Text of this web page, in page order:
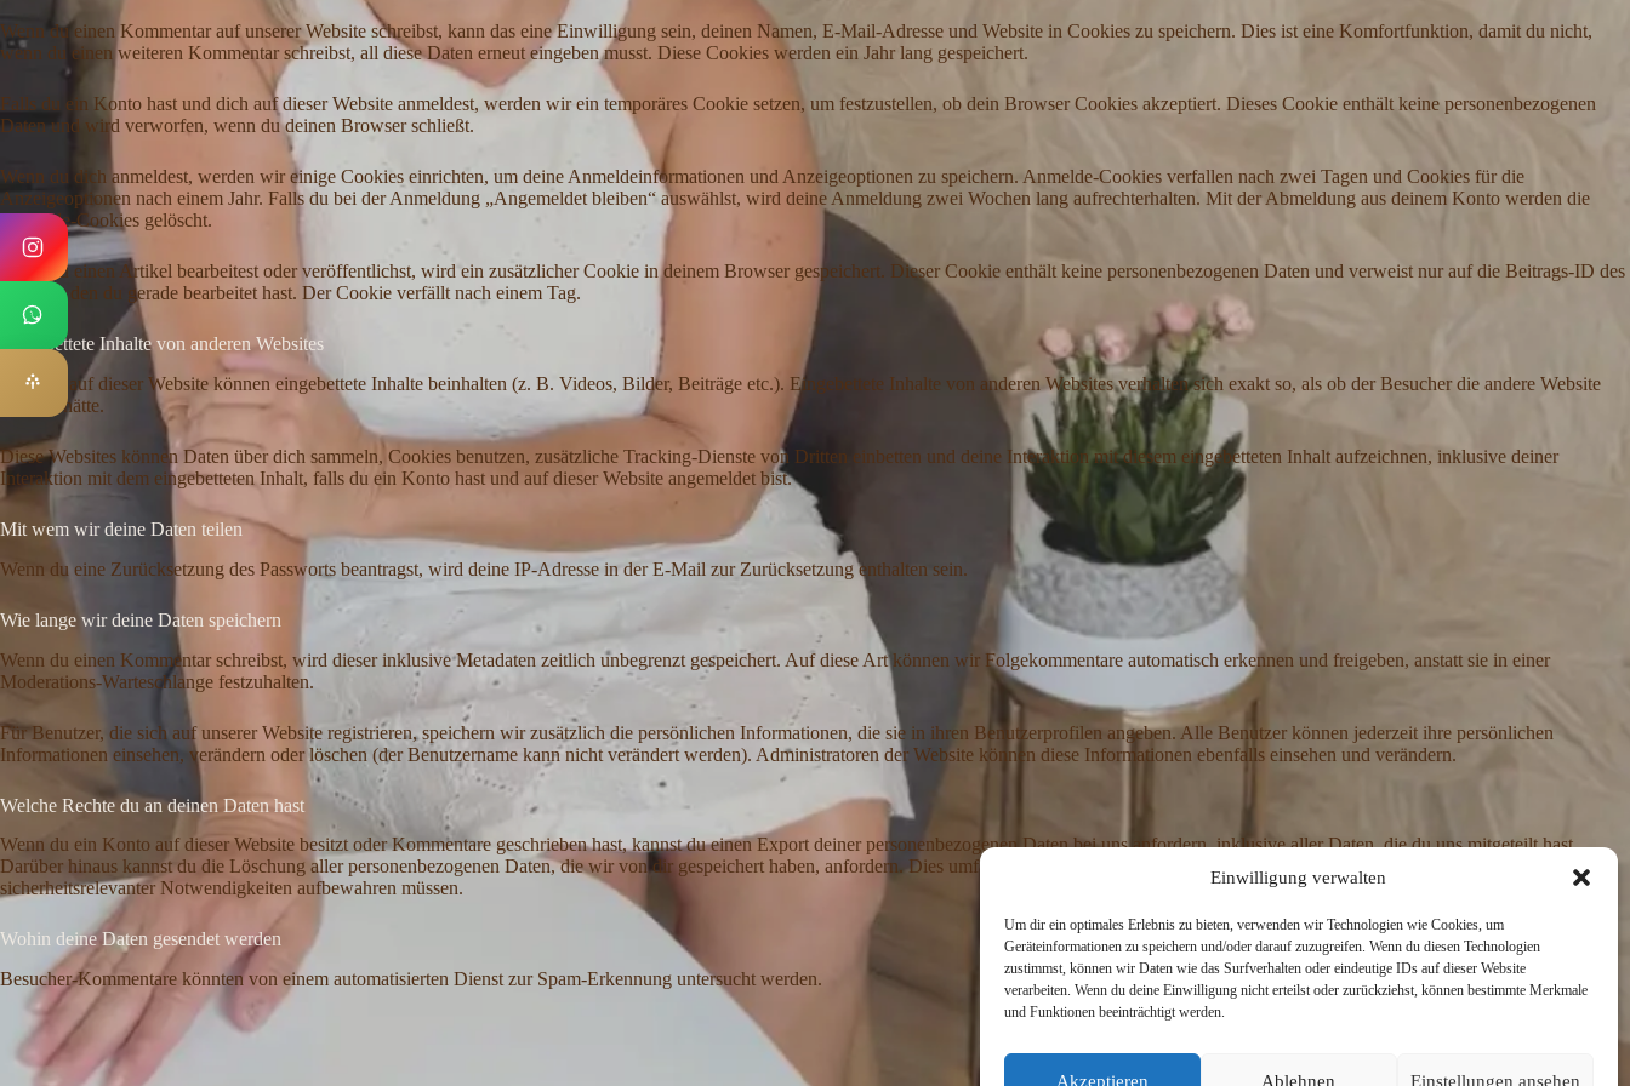
Einwilligung verwalten
Um dir ein optimales Erlebnis zu bieten, verwenden wir Technologien wie Cookies, um
Geräteinformationen zu speichern und/oder darauf zuzugreifen. Wenn du diesen Technologien
zustimmst, können wir Daten wie das Surfverhalten oder eindeutige IDs auf dieser Website
verarbeiten. Wenn du deine Einwilligung nicht erteilst oder zurückziehst, können bestimmte Merkmale
und Funktionen beeinträchtigt werden.
Akzeptieren Ablehnen Einstellungen ansehen
Wenn du einen Kommentar auf unserer Website schreibst, kann das eine Einwilligung sein, deinen Namen, E-Mail-Adresse und Website in Cookies zu speichern. Dies ist eine Komfortfunktion, damit du nicht,
wenn du einen weiteren Kommentar schreibst, all diese Daten erneut eingeben musst. Diese Cookies werden ein Jahr lang gespeichert.
Falls du ein Konto hast und dich auf dieser Website anmeldest, werden wir ein temporäres Cookie setzen, um festzustellen, ob dein Browser Cookies akzeptiert. Dieses Cookie enthält keine personenbezogenen
Daten und wird verworfen, wenn du deinen Browser schließt.
Wenn du dich anmeldest, werden wir einige Cookies einrichten, um deine Anmeldeinformationen und Anzeigeoptionen zu speichern. Anmelde-Cookies verfallen nach zwei Tagen und Cookies für die
Anzeigeoptionen nach einem Jahr. Falls du bei der Anmeldung „Angemeldet bleiben“ auswählst, wird deine Anmeldung zwei Wochen lang aufrechterhalten. Mit der Abmeldung aus deinem Konto werden die
Anmelde-Cookies gelöscht.
Wenn du einen Artikel bearbeitest oder veröffentlichst, wird ein zusätzlicher Cookie in deinem Browser gespeichert. Dieser Cookie enthält keine personenbezogenen Daten und verweist nur auf die Beitrags-ID des
Artikels, den du gerade bearbeitet hast. Der Cookie verfällt nach einem Tag.
Eingebettete Inhalte von anderen Websites
Beiträge auf dieser Website können eingebettete Inhalte beinhalten (z. B. Videos, Bilder, Beiträge etc.). Eingebettete Inhalte von anderen Websites verhalten sich exakt so, als ob der Besucher die andere Website
besucht hätte.
Diese Websites können Daten über dich sammeln, Cookies benutzen, zusätzliche Tracking-Dienste von Dritten einbetten und deine Interaktion mit diesem eingebetteten Inhalt aufzeichnen, inklusive deiner
Interaktion mit dem eingebetteten Inhalt, falls du ein Konto hast und auf dieser Website angemeldet bist.
Mit wem wir deine Daten teilen
Wenn du eine Zurücksetzung des Passworts beantragst, wird deine IP-Adresse in der E-Mail zur Zurücksetzung enthalten sein.
Wie lange wir deine Daten speichern
Wenn du einen Kommentar schreibst, wird dieser inklusive Metadaten zeitlich unbegrenzt gespeichert. Auf diese Art können wir Folgekommentare automatisch erkennen und freigeben, anstatt sie in einer
Moderations-Warteschlange festzuhalten.
Für Benutzer, die sich auf unserer Website registrieren, speichern wir zusätzlich die persönlichen Informationen, die sie in ihren Benutzerprofilen angeben. Alle Benutzer können jederzeit ihre persönlichen
Informationen einsehen, verändern oder löschen (der Benutzername kann nicht verändert werden). Administratoren der Website können diese Informationen ebenfalls einsehen und verändern.
Welche Rechte du an deinen Daten hast
Wenn du ein Konto auf dieser Website besitzt oder Kommentare geschrieben hast, kannst du einen Export deiner personenbezogenen Daten bei uns anfordern, inklusive aller Daten, die du uns mitgeteilt hast.
Darüber hinaus kannst du die Löschung aller personenbezogenen Daten, die wir von dir gespeichert haben, anfordern. Dies umfasst nicht die Daten, die wir aufgrund administrativer, rechtlicher oder
sicherheitsrelevanter Notwendigkeiten aufbewahren müssen.
Wohin deine Daten gesendet werden
Besucher-Kommentare könnten von einem automatisierten Dienst zur Spam-Erkennung untersucht werden.